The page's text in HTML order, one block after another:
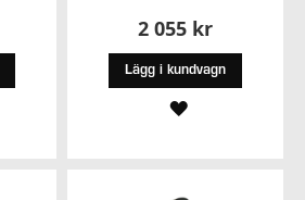
2 055 kr
Lägg i kundvagn
LÄGG